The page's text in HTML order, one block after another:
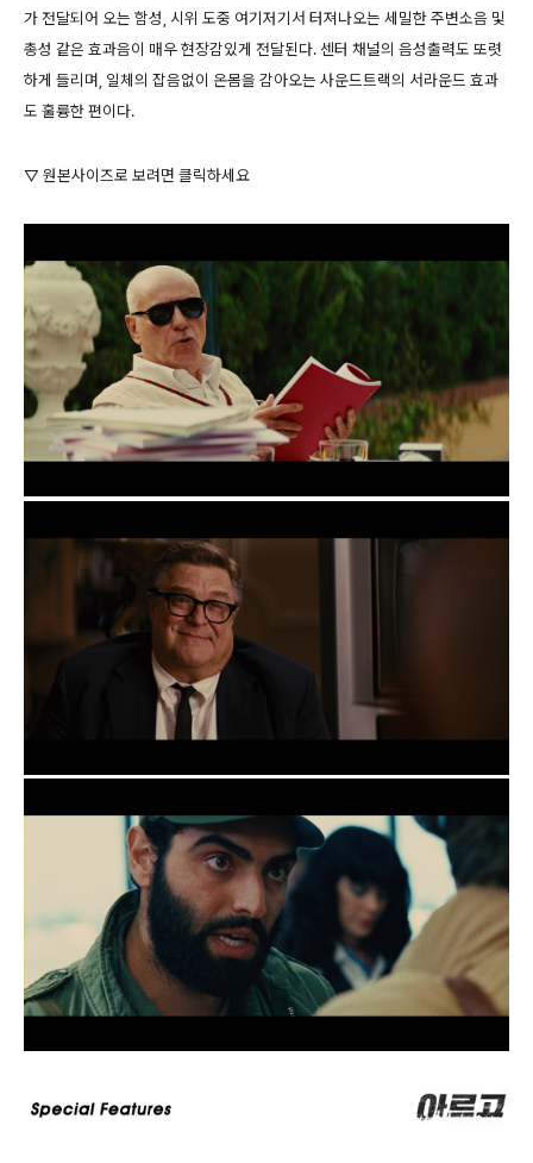
가 전달되어 오는 함성, 시위 도중 여기저기서 터져나오는 세밀한 주변소음 및
총성 같은 효과음이 매우 현장감있게 전달된다. 센터 채널의 음성출력도 또렷
하게 들리며, 일체의 잡음없이 온몸을 감아오는 사운드트랙의 서라운드 효과
도 훌륭한 편이다.
▽ 원본사이즈로 보려면 클릭하세요